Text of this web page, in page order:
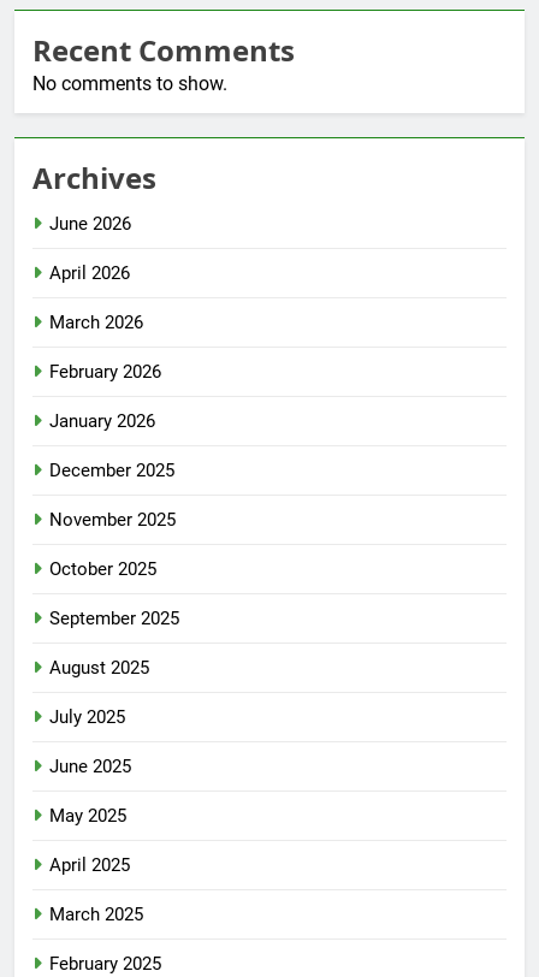
Recent Comments
No comments to show.
Archives
June 2026
April 2026
March 2026
February 2026
January 2026
December 2025
November 2025
October 2025
September 2025
August 2025
July 2025
June 2025
May 2025
April 2025
March 2025
February 2025